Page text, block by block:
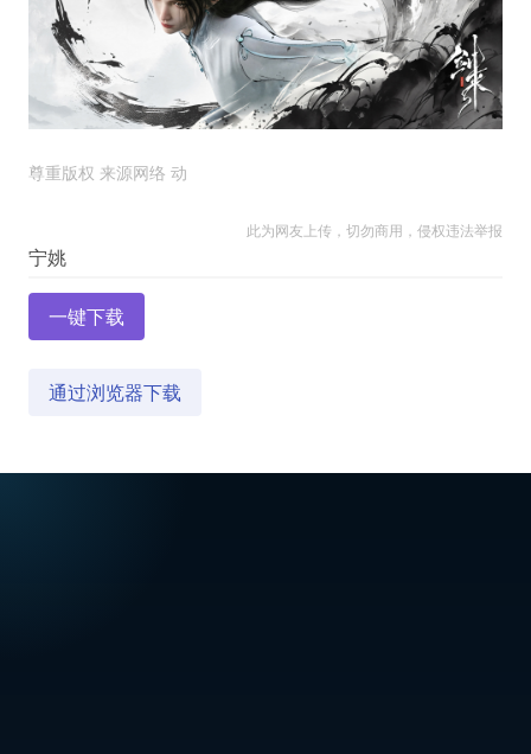
尊重版权 来源网络 动
此为网友上传，切勿商用，侵权违法举报
一键下载
通过浏览器下载